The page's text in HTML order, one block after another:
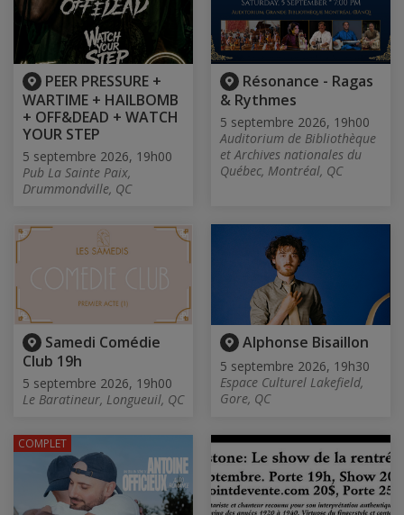
PEER PRESSURE +
WARTIME + HAILBOMB
+ OFF&DEAD + WATCH
YOUR STEP
5 septembre 2026, 19h00
Pub La Sainte Paix,
Drummondville, QC
Résonance - Ragas
& Rythmes
5 septembre 2026, 19h00
Auditorium de Bibliothèque
et Archives nationales du
Québec, Montréal, QC
Samedi Comédie
Club 19h
5 septembre 2026, 19h00
Le Baratineur, Longueuil, QC
Alphonse Bisaillon
5 septembre 2026, 19h30
Espace Culturel Lakefield,
Gore, QC
COMPLET